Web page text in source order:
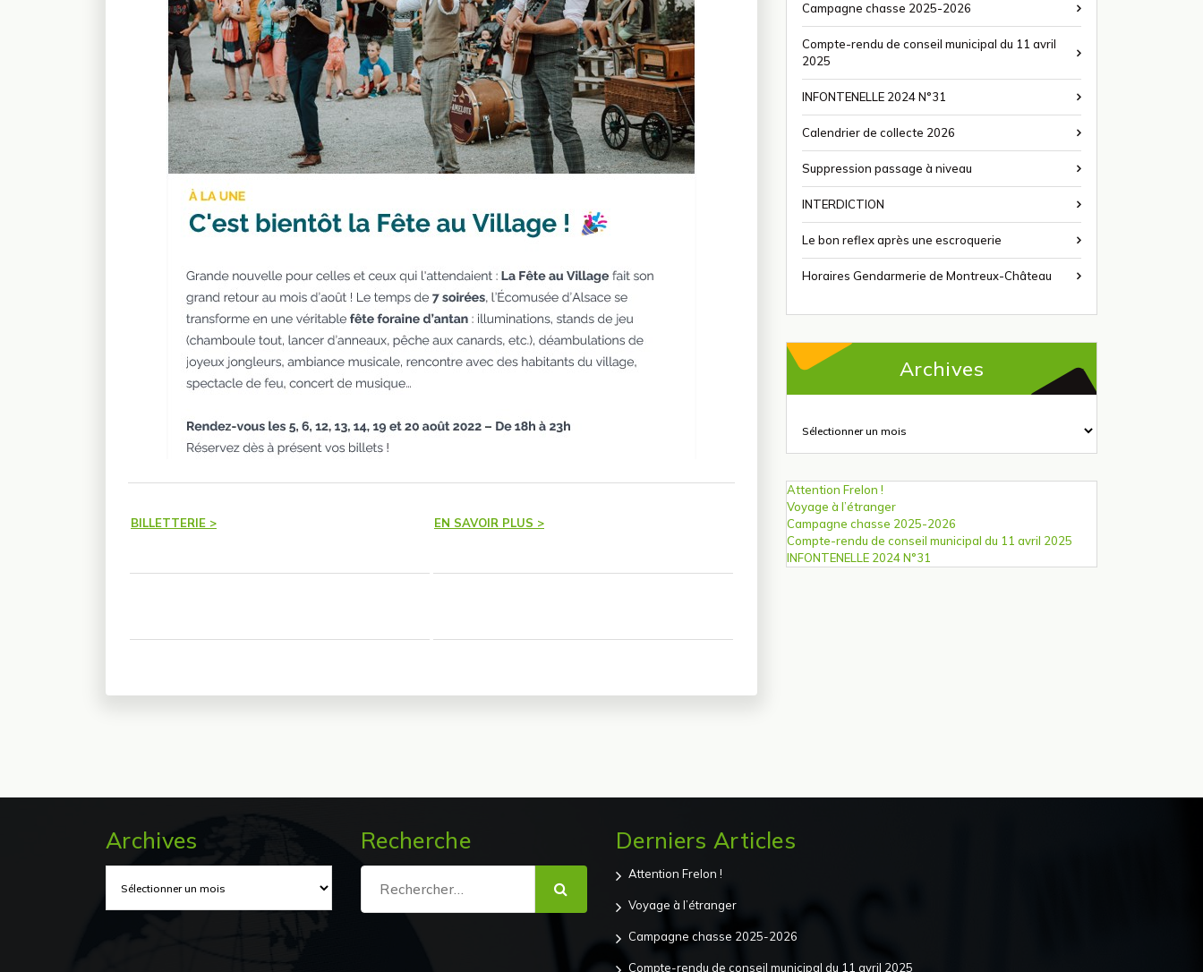
BILLETTERIE > EN SAVOIR PLUS >
Campagne chasse 2025-2026
Compte-rendu de conseil municipal du 11 avril
2025
INFONTENELLE 2024 N°31
Calendrier de collecte 2026
Suppression passage à niveau
INTERDICTION
Le bon reflex après une escroquerie
Horaires Gendarmerie de Montreux-Château
Archives
Attention Frelon !
Voyage à l’étranger
Campagne chasse 2025-2026
Compte-rendu de conseil municipal du 11 avril 2025
INFONTENELLE 2024 N°31
Archives Recherche
Recherche
pour :
Derniers Articles
Attention Frelon !
Voyage à l’étranger
Campagne chasse 2025-2026
Compte-rendu de conseil municipal du 11 avril 2025